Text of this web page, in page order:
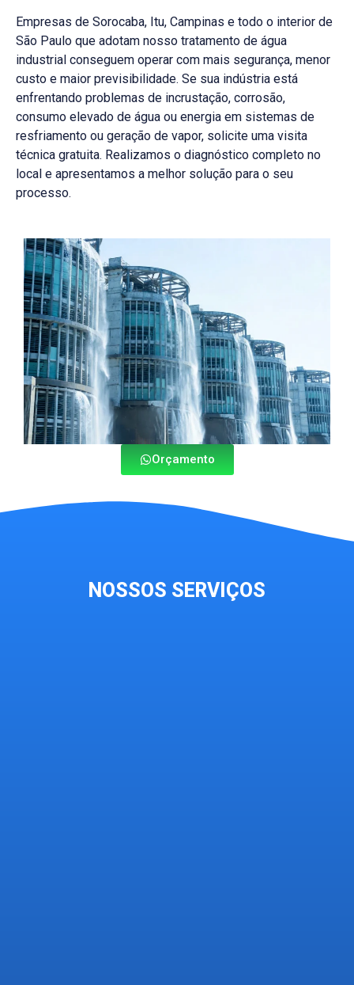
Empresas de Sorocaba, Itu, Campinas e todo o interior de
São Paulo que adotam nosso tratamento de água
industrial conseguem operar com mais segurança, menor
custo e maior previsibilidade. Se sua indústria está
enfrentando problemas de incrustação, corrosão,
consumo elevado de água ou energia em sistemas de
resfriamento ou geração de vapor, solicite uma visita
técnica gratuita. Realizamos o diagnóstico completo no
local e apresentamos a melhor solução para o seu
processo.
Orçamento
NOSSOS SERVIÇOS